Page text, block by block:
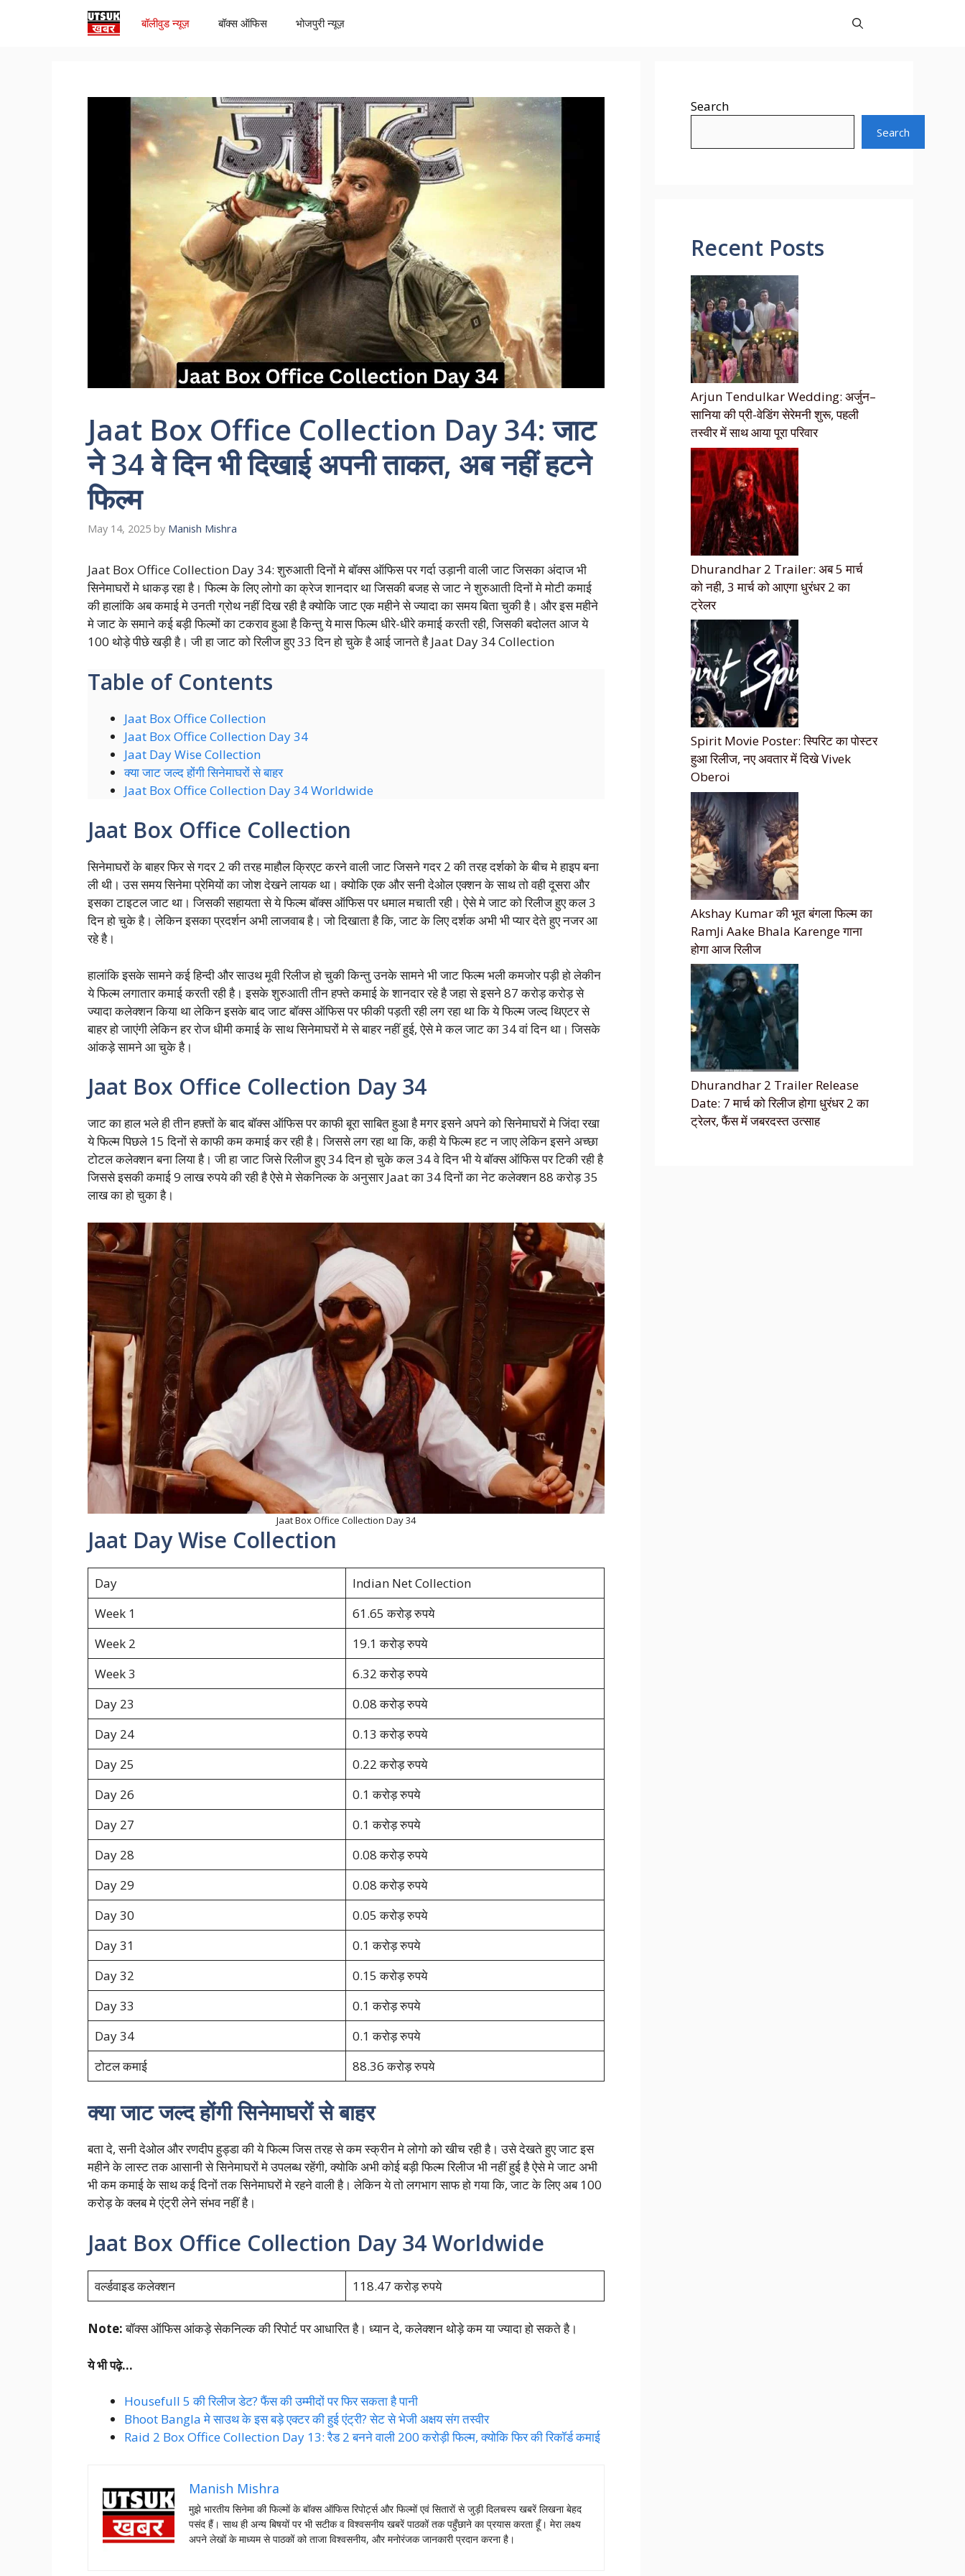
बॉलीवुड न्यूज़ बॉक्स ऑफिस भोजपुरी न्यूज़
Jaat Box Office Collection Day 34: जाट
ने 34 वे दिन भी दिखाई अपनी ताकत, अब नहीं हटने
फिल्म
May 14, 2025 by Manish Mishra
Jaat Box Office Collection Day 34: शुरुआती दिनों मे बॉक्स ऑफिस पर गर्दा उड़ानी वाली जाट जिसका अंदाज भी
सिनेमाघरों मे धाकड़ रहा है। फिल्म के लिए लोगो का क्रेज शानदार था जिसकी बजह से जाट ने शुरुआती दिनों मे मोटी कमाई
की हालांकि अब कमाई मे उनती ग्रोथ नहीं दिख रही है क्योकि जाट एक महीने से ज्यादा का समय बिता चुकी है। और इस महीने
मे जाट के समाने कई बड़ी फिल्मों का टकराव हुआ है किन्तु ये मास फिल्म धीरे-धीरे कमाई करती रही, जिसकी बदोलत आज ये
100 थोड़े पीछे खड़ी है। जी हा जाट को रिलीज हुए 33 दिन हो चुके है आई जानते है Jaat Day 34 Collection
Table of Contents
Jaat Box Office Collection
Jaat Box Office Collection Day 34
Jaat Day Wise Collection
क्या जाट जल्द होंगी सिनेमाघरों से बाहर
Jaat Box Office Collection Day 34 Worldwide
Jaat Box Office Collection
सिनेमाघरों के बाहर फिर से गदर 2 की तरह माहौल क्रिएट करने वाली जाट जिसने गदर 2 की तरह दर्शको के बीच मे हाइप बना
ली थी। उस समय सिनेमा प्रेमियों का जोश देखने लायक था। क्योकि एक और सनी देओल एक्शन के साथ तो वही दूसरा और
इसका टाइटल जाट था। जिसकी सहायता से ये फिल्म बॉक्स ऑफिस पर धमाल मचाती रही। ऐसे मे जाट को रिलीज हुए कल 3
दिन हो चुके है। लेकिन इसका प्रदर्शन अभी लाजवाब है। जो दिखाता है कि, जाट के लिए दर्शक अभी भी प्यार देते हुए नजर आ
रहे है।
हालांकि इसके सामने कई हिन्दी और साउथ मूवी रिलीज हो चुकी किन्तु उनके सामने भी जाट फिल्म भली कमजोर पड़ी हो लेकीन
ये फिल्म लगातार कमाई करती रही है। इसके शुरुआती तीन हफ्ते कमाई के शानदार रहे है जहा से इसने 87 करोड़ करोड़ से
ज्यादा कलेक्शन किया था लेकिन इसके बाद जाट बॉक्स ऑफिस पर फीकी पड़ती रही लग रहा था कि ये फिल्म जल्द थिएटर से
बाहर हो जाएंगी लेकिन हर रोज धीमी कमाई के साथ सिनेमाघरों मे से बाहर नहीं हुई, ऐसे मे कल जाट का 34 वां दिन था। जिसके
आंकड़े सामने आ चुके है।
Jaat Box Office Collection Day 34
जाट का हाल भले ही तीन हफ़्तों के बाद बॉक्स ऑफिस पर काफी बूरा साबित हुआ है मगर इसने अपने को सिनेमाघरों मे जिंदा रखा
ये फिल्म पिछले 15 दिनों से काफी कम कमाई कर रही है। जिससे लग रहा था कि, कही ये फिल्म हट न जाए लेकिन इसने अच्छा
टोटल कलेक्शन बना लिया है। जी हा जाट जिसे रिलीज हुए 34 दिन हो चुके कल 34 वे दिन भी ये बॉक्स ऑफिस पर टिकी रही है
जिससे इसकी कमाई 9 लाख रुपये की रही है ऐसे मे सेकनिल्क के अनुसार Jaat का 34 दिनों का नेट कलेक्शन 88 करोड़ 35
लाख का हो चुका है।
Jaat Box Office Collection Day 34
Jaat Day Wise Collection
Day
Indian Net Collection
Week 1
61.65 करोड़ रुपये
Week 2
19.1 करोड़ रुपये
Week 3
6.32 करोड़ रुपये
Day 23
0.08 करोड़ रुपये
Day 24
0.13 करोड़ रुपये
Day 25
0.22 करोड़ रुपये
Day 26
0.1 करोड़ रुपये
Day 27
0.1 करोड़ रुपये
Day 28
0.08 करोड़ रुपये
Day 29
0.08 करोड़ रुपये
Day 30
0.05 करोड़ रुपये
Day 31
0.1 करोड़ रुपये
Day 32
0.15 करोड़ रुपये
Day 33
0.1 करोड़ रुपये
Day 34
0.1 करोड़ रुपये
टोटल कमाई
88.36 करोड़ रुपये
क्या जाट जल्द होंगी सिनेमाघरों से बाहर
बता दे, सनी देओल और रणदीप हुड्डा की ये फिल्म जिस तरह से कम स्क्रीन मे लोगो को खीच रही है। उसे देखते हुए जाट इस
महीने के लास्ट तक आसानी से सिनेमाघरों मे उपलब्ध रहेंगी, क्योकि अभी कोई बड़ी फिल्म रिलीज भी नहीं हुई है ऐसे मे जाट अभी
भी कम कमाई के साथ कई दिनों तक सिनेमाघरों मे रहने वाली है। लेकिन ये तो लगभाग साफ हो गया कि, जाट के लिए अब 100
करोड़ के क्लब मे एंट्री लेने संभव नहीं है।
Jaat Box Office Collection Day 34 Worldwide
वर्ल्डवाइड कलेक्शन 118.47 करोड़ रुपये
Note:बॉक्स ऑफिस आंकड़े सेकनिल्क की रिपोर्ट पर आधारित है। ध्यान दे, कलेक्शन थोड़े कम या ज्यादा हो सकते है।
ये भी पढ़े…
Housefull 5 की रिलीज डेट? फैंस की उम्मीदों पर फिर सकता है पानी
Bhoot Bangla मे साउथ के इस बड़े एक्टर की हुई एंट्री? सेट से भेजी अक्षय संग तस्वीर
Raid 2 Box Office Collection Day 13: रैड 2 बनने वाली 200 करोड़ी फिल्म, क्योकि फिर की रिकॉर्ड कमाई
Manish Mishra
मुझे भारतीय सिनेमा की फिल्मों के बॉक्स ऑफिस रिपोर्ट्स और फिल्मों एवं सितारों से जुड़ी दिलचस्प खबरें लिखना बेहद
पसंद हैं। साथ ही अन्य बिषयों पर भी सटीक व विश्वसनीय खबरें पाठकों तक पहुँछाने का प्रयास करता हूँ। मेरा लक्ष्य
अपने लेखों के माध्यम से पाठकों को ताजा विश्वसनीय, और मनोरंजक जानकारी प्रदान करना है।
Search
Search
Recent Posts
Arjun Tendulkar Wedding: अर्जुन–
सानिया की प्री-वेडिंग सेरेमनी शुरू, पहली
तस्वीर में साथ आया पूरा परिवार
Dhurandhar 2 Trailer: अब 5 मार्च
को नही, 3 मार्च को आएगा धुरंधर 2 का
ट्रेलर
Spirit Movie Poster: स्पिरिट का पोस्टर
हुआ रिलीज, नए अवतार में दिखे Vivek
Oberoi
Akshay Kumar की भूत बंगला फिल्म का
RamJi Aake Bhala Karenge गाना
होगा आज रिलीज
Dhurandhar 2 Trailer Release
Date: 7 मार्च को रिलीज होगा धुरंधर 2 का
ट्रेलर, फैंस में जबरदस्त उत्साह